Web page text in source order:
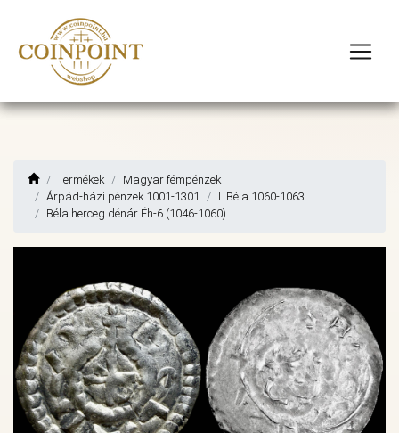
Termékek
Magyar fémpénzek
Árpád-házi pénzek 1001-1301
I. Béla 1060-1063
Béla herceg dénár Éh-6 (1046-1060)